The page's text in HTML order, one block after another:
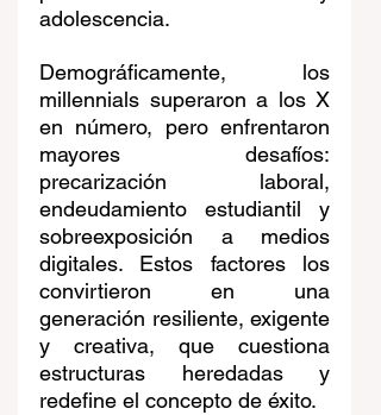
adolescencia.
Demográficamente, los
millennials superaron a los X
en número, pero enfrentaron
mayores desafíos:
precarización laboral,
endeudamiento estudiantil y
sobreexposición a medios
digitales. Estos factores los
convirtieron en una
generación resiliente, exigente
y creativa, que cuestiona
estructuras heredadas y
redefine el concepto de éxito.